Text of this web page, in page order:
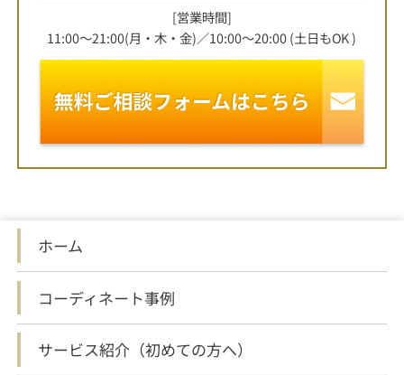
[営業時間]
11:00～21:00(月・木・金)／10:00～20:00 (土日もOK )
ホーム
コーディネート事例
サービス紹介（初めての方へ）